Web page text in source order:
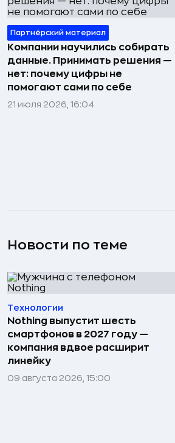
Партнёрский материал
Компании научились собирать
данные. Принимать решения —
нет: почему цифры не
помогают сами по себе
21 июля 2026, 16:04
Новости по теме
Технологии
Nothing выпустит шесть
смартфонов в 2027 году —
компания вдвое расширит
линейку
09 августа 2026, 15:00